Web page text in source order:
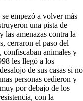
empezó a volver más
una pista de
las amenazas contra la
cerraron el paso del
confiscaban animales y
les llegó a los
de sus casas si no
personas cedieron y
por debajo de los
con la